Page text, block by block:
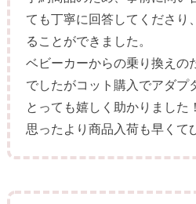
ても丁寧に回答してくださり
ることができました。
ベビーカーからの乗り換えの
でしたがコット購入でアダプ
とっても嬉しく助かりました！
思ったより商品入荷も早くて